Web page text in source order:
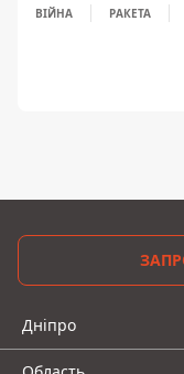
ВІЙНА РАКЕТА
Дніпро